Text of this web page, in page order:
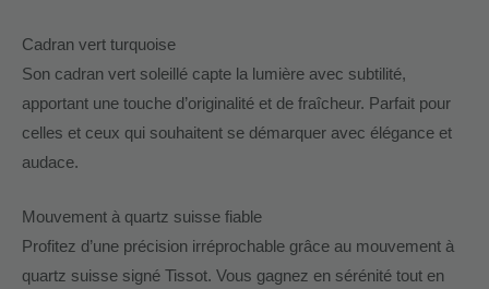
Cadran vert turquoise
Son cadran vert soleillé capte la lumière avec subtilité,
apportant une touche d’originalité et de fraîcheur. Parfait pour
celles et ceux qui souhaitent se démarquer avec élégance et
audace.
Mouvement à quartz suisse fiable
Profitez d’une précision irréprochable grâce au mouvement à
quartz suisse signé Tissot. Vous gagnez en sérénité tout en